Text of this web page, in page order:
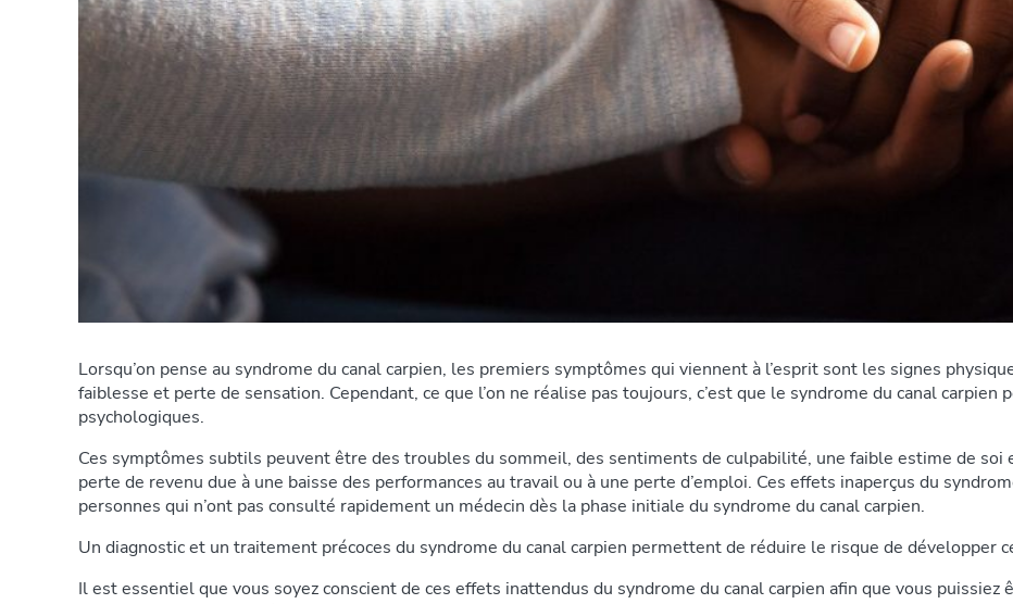
Lorsqu’on pense au syndrome du canal carpien, les premiers symptômes qui viennent à l’esprit sont les signes
faiblesse et perte de sensation. Cependant, ce que l’on ne réalise pas toujours, c’est que le syndrome du canal
psychologiques.
Ces symptômes subtils peuvent être des troubles du sommeil, des sentiments de culpabilité, une faible estime de soi
perte de revenu due à une baisse des performances au travail ou à une perte d’emploi. Ces effets inaperçus du
personnes qui n’ont pas consulté rapidement un médecin dès la phase initiale du syndrome du canal carpien.
Un diagnostic et un traitement précoces du syndrome du canal carpien permettent de réduire le risque de développer
Il est essentiel que vous soyez conscient de ces effets inattendus du syndrome du canal carpien afin que vous puissiez